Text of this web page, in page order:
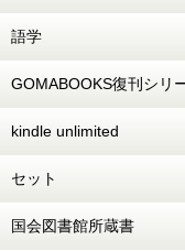
語学
GOMABOOKS復刊シリ
kindle unlimited
セット
国会図書館所蔵書